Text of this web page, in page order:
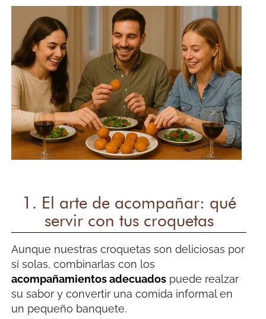
1. El arte de acompañar: qué
servir con tus croquetas
Aunque nuestras croquetas son deliciosas por
sí solas, combinarlas con los
acompañamientos adecuados puede realzar
su sabor y convertir una comida informal en
un pequeño banquete.